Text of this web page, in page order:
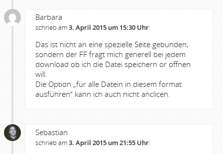
Barbara
schrieb am3. April 2015 um 15:30 Uhr:
Das ist nicht an eine spezielle Seite gebunden,
sondern der FF fragt mich generell bei jedem
download ob ich die Datei speichern or öffnen
will.
Die Option „für alle Datein in diesem format
ausführen“ kann ich auch nicht anclicen.
Sebastian
schrieb am3. April 2015 um 21:55 Uhr: